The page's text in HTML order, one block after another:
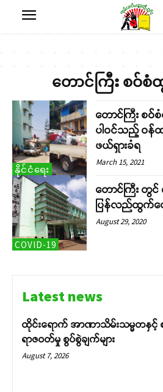
တောင်ကြီး စဝ်စံ
နိုင်ငံရေး
တောင်ကြီး စဝ်
ပါဝင်သည့် ဝန်ထ
ဖယ်ရှားခံရ
March 15, 2021
COVID-19
တောင်ကြီး တွ
ပြန်လည်ထွက်ပ
August 29, 2020
Latest news
ထိုင်းရောက် အာဏာသိမ်းသမ္မတနှင့်
ရာဇဝတ်မှု စွပ်စွဲချက်များ
August 7, 2026